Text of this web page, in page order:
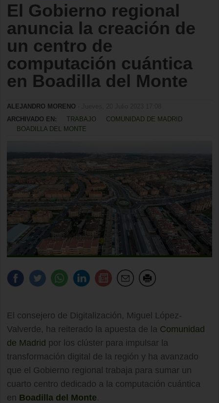
El Gobierno regional
anuncia la creación de
un centro de
computación cuántica
en Boadilla del Monte
ALEJANDRO MORENO
ARCHIVADO EN:
TRABAJO
COMUNIDAD DE MADRID
BOADILLA DEL MONTE
El consejero de Digitalización, Miguel López-
Valverde, ha reiterado la apuesta de la Comunidad
de Madrid por los clúster para impulsar la
transformación digital de la región y ha avanzado
que el Gobierno regional trabaja para sumar un
cuarto centro dedicado a la computación cuántica
en Boadilla del Monte.